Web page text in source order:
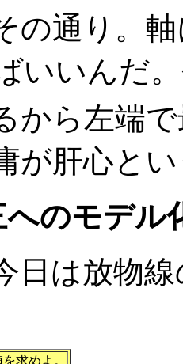
の通り。
いいんだ
から左端
が肝心と
のモデル
は放物線
求めよ。